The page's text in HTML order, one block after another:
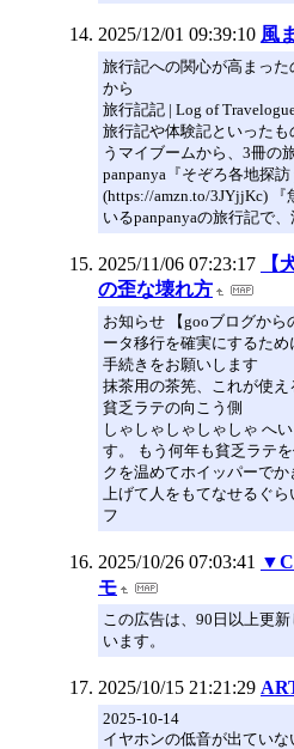
2025/12/01 09:39:10 風
旅行記への関心が高まっ
から
旅行記記 | Log of
旅行記や体験記といった
うマイブームから、3冊の
panpanya『そぞろ各地探訪
(https://amzn.to/3JYjjKc)
いるpanpanyaの旅行記で
2025/11/06 07:23:17
【
の歪な壊れ方
お知らせ 【gooブログか
ータ移行を確実にするた
手続きをお願いします
抹茶用の茶筅、これが使え
貧乏ラテの向こう側
しゃしゃしゃしゃしゃ へ
す。 もう何年も貧乏ラテ
クを温めてホイッパーで
上げて人をもてなせるぐ
フ
2025/10/26 07:03:41
モ
この広告は、90日以上更
います。
2025/10/15 21:21:29
2025-10-14
イヤホンの低音が出てい